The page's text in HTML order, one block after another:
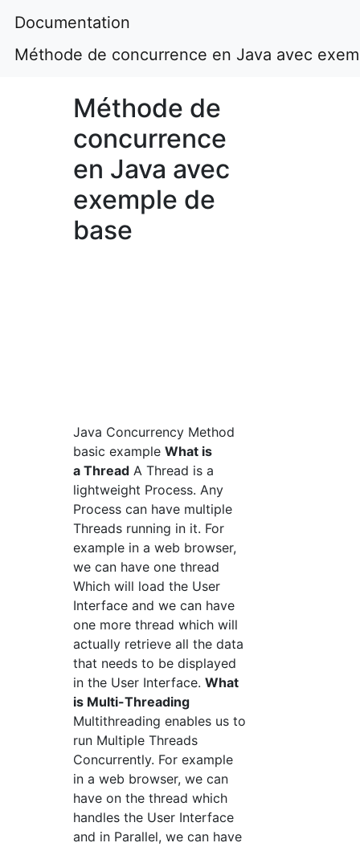
Documentation
Méthode de concurrence en Java avec
Méthode de
concurrence
en Java avec
exemple de
base
Java Concurrency Method
basic exampleWhat is
a Thread A Thread is a
lightweight Process. Any
Process can have multiple
Threads running in it. For
example in a web browser,
we can have one thread
Which will load the User
Interface and we can have
one more thread which will
actually retrieve all the data
that needs to be displayed
in the User Interface.What
is Multi-Threading
Multithreading enables us to
run Multiple Threads
Concurrently. For example
in a web browser, we can
have on the thread which
handles the User Interface
and in Parallel, we can have